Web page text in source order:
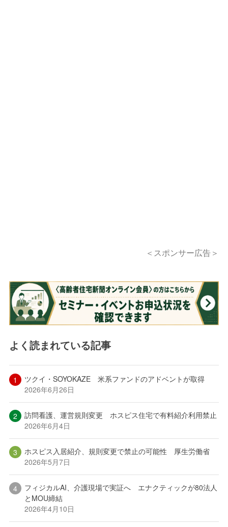
＜スポンサー広告＞
よく読まれている記事
ツクイ・SOYOKAZE 米系ファンドのアドベントが取得
2026年6月26日
訪問看護、運営規則変更 ホスピス住宅で有料紹介利用禁止
2026年6月4日
ホスピス入居紹介、規則変更で禁止の可能性 厚生労働省
2026年5月7日
フィジカルAI、介護現場で実証へ エナクティックが80法人
とMOU締結
2026年4月10日